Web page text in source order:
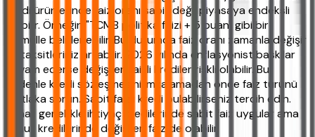
kredi ürünlerinde faiz oranı sabit değil piyasaya endeksli
olabilir. Örneğin "TCMB politika faizi + 5 puan" gibi bir
formülle belirlenebilir. Bu durumda faiz oranı zamanla değişir
ve taksitleriniz artabilir. 2026 yılında enflasyonist baskılar
devam ederse değişken faizli krediler riskli olabilir. Bu
nedenle kredi sözleşmesini imzalamadan önce faiz türünü
mutlaka sorun. Sabit faizli kredi bulabilirseniz tercih edin.
Ziraat genellikle ihtiyaç kredilerinde sabit faiz uygular ama
konut kredilerinde değişken faiz de olabilir.